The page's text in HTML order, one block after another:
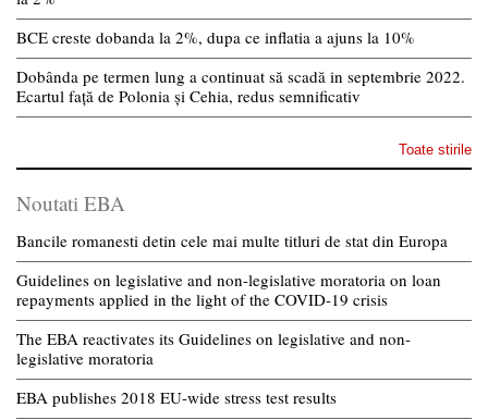
BCE creste dobanda la 2%, dupa ce inflatia a ajuns la 10%
Dobânda pe termen lung a continuat să scadă in septembrie 2022.
Ecartul față de Polonia și Cehia, redus semnificativ
Toate stirile
Noutati EBA
Bancile romanesti detin cele mai multe titluri de stat din Europa
Guidelines on legislative and non-legislative moratoria on loan
repayments applied in the light of the COVID-19 crisis
The EBA reactivates its Guidelines on legislative and non-
legislative moratoria
EBA publishes 2018 EU-wide stress test results